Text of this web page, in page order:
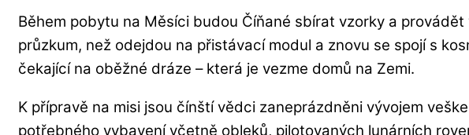
Během pobytu na Měsíci budou Číňané sbírat vzorky a
průzkum, než odejdou na přistávací modul a znovu se spojí s
čekající na oběžné dráze – která je vezme domů na Zemi.
K přípravě na misi jsou čínští vědci zaneprázdněni vývojem
potřebného vybavení včetně obleků, pilotovaných lunárních